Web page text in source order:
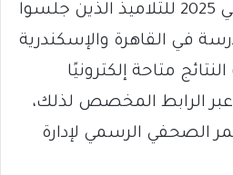
الابتدائية للعام الدراسي 2025 للتلاميذ الذين جلسوا
في القاهرة والإسكندرية
متاحة إلكترونيًا
عبر الرابط المخصص لذلك،
الصحفي الرسمي لإدارة